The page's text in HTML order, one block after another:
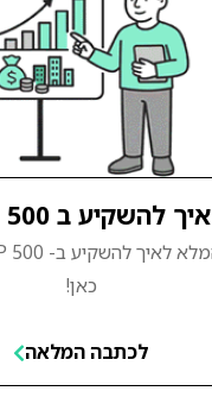
איך להשקיע ב S&P 500
כאן!
לכתבה המלאה